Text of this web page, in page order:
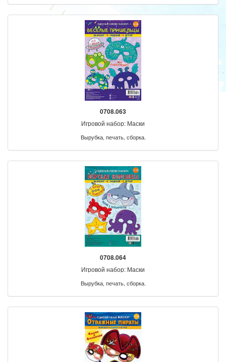
0708.063
Игровой набор: Маски
Вырубка, печать, сборка.
0708.064
Игровой набор: Маски
Вырубка, печать, сборка.